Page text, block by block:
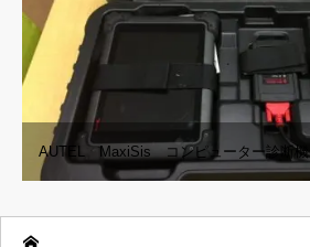
AUTEL MaxiSis コンピューター診断機